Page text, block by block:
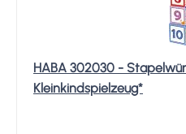
HABA 302030 -
Kleinkindspielzeug*